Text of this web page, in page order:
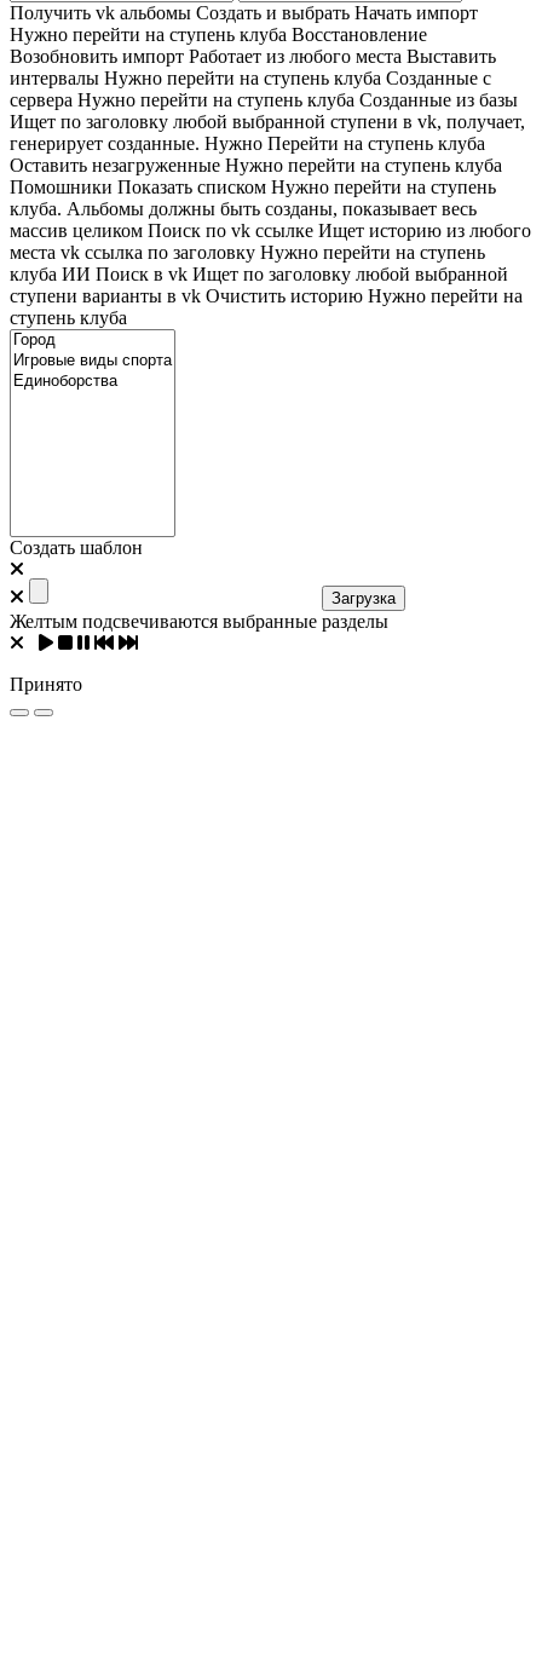
Получить vk альбомы Создать и выбрать Начать импорт
Нужно перейти на ступень клуба Восстановление
Возобновить импорт Работает из любого места Выставить
интервалы Нужно перейти на ступень клуба Созданные с
сервера Нужно перейти на ступень клуба Созданные из базы
Ищет по заголовку любой выбранной ступени в vk, получает,
генерирует созданные. Нужно Перейти на ступень клуба
Оставить незагруженные Нужно перейти на ступень клуба
Помошники Показать списком Нужно перейти на ступень
клуба. Альбомы должны быть созданы, показывает весь
массив целиком Поиск по vk ссылке Ищет историю из любого
места vk ссылка по заголовку Нужно перейти на ступень
клуба ИИ Поиск в vk Ищет по заголовку любой выбранной
ступени варианты в vk Очистить историю Нужно перейти на
ступень клуба
Создать шаблон
Загрузка
Желтым подсвечиваются выбранные разделы
Принято